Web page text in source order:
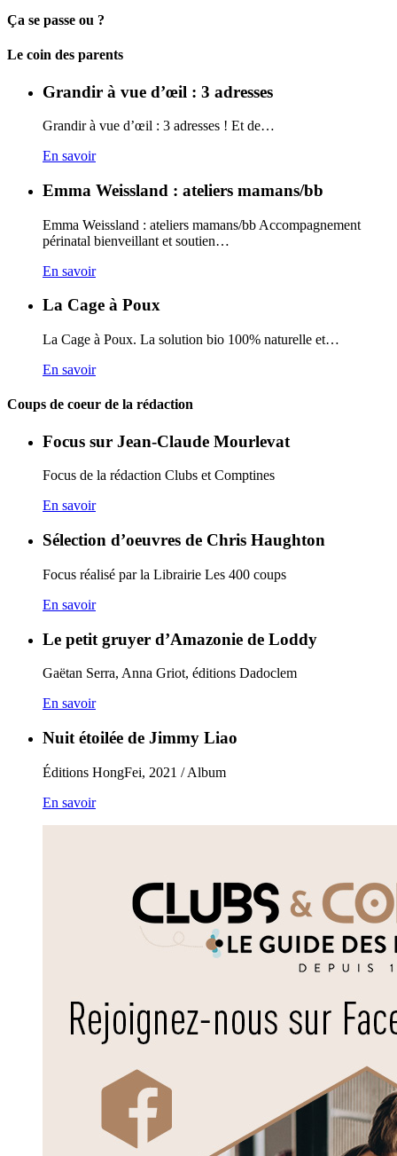
Ça se passe ou ?
Carto
Le coin des parents
Grandir à vue d’œil : 3 adresses
Grandir à vue d’œil : 3 adresses ! Et de…
En savoir
Emma Weissland : ateliers mamans/bb
Emma Weissland : ateliers mamans/bb Accompagnement
périnatal bienveillant et soutien…
En savoir
La Cage à Poux
La Cage à Poux. La solution bio 100% naturelle et…
En savoir
Coups de coeur de la rédaction
Focus sur Jean-Claude Mourlevat
Focus de la rédaction Clubs et Comptines
En savoir
Sélection d’oeuvres de Chris Haughton
Focus réalisé par la Librairie Les 400 coups
En savoir
Le petit gruyer d’Amazonie de Loddy
Gaëtan Serra, Anna Griot, éditions Dadoclem
En savoir
Nuit étoilée de Jimmy Liao
Éditions HongFei, 2021 / Album
En savoir